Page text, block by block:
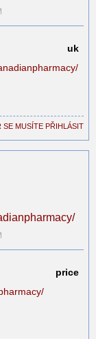
uk
SE MUSÍTE PŘIHLÁSIT
price